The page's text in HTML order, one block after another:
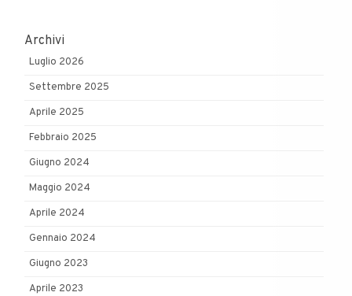
Archivi
Luglio 2026
Settembre 2025
Aprile 2025
Febbraio 2025
Giugno 2024
Maggio 2024
Aprile 2024
Gennaio 2024
Giugno 2023
Aprile 2023